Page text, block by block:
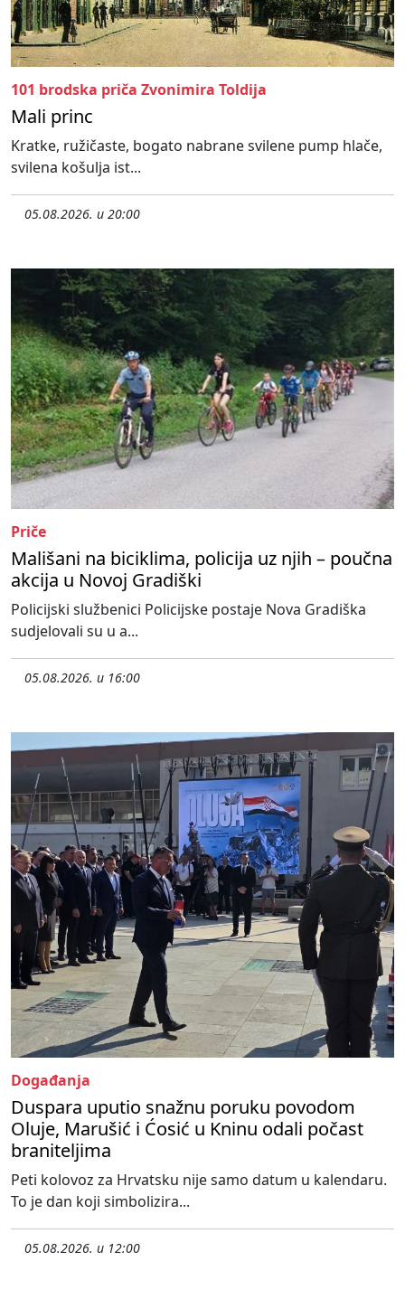
101 brodska priča Zvonimira Toldija
Mali princ
Kratke, ružičaste, bogato nabrane svilene pump hlače,
svilena košulja ist...
05.08.2026. u 20:00
Priče
Mališani na biciklima, policija uz njih – poučna
akcija u Novoj Gradiški
Policijski službenici Policijske postaje Nova Gradiška
sudjelovali su u a...
05.08.2026. u 16:00
Događanja
Duspara uputio snažnu poruku povodom
Oluje, Marušić i Ćosić u Kninu odali počast
braniteljima
Peti kolovoz za Hrvatsku nije samo datum u kalendaru.
To je dan koji simbolizira...
05.08.2026. u 12:00